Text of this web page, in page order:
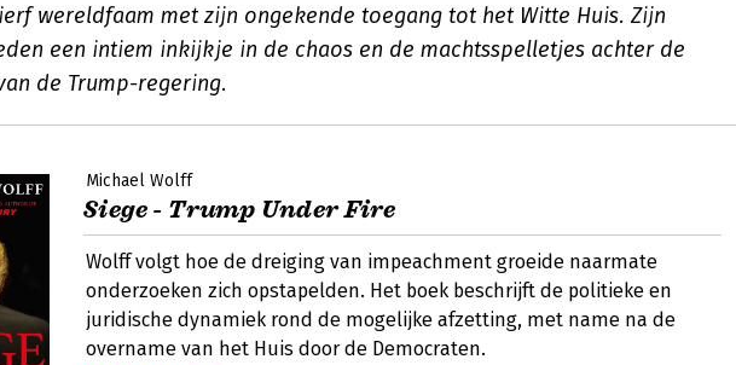
wereldfaam met zijn ongekende toegang tot het Witte Huis. Zijn
een intiem inkijkje in de chaos en de machtsspelletjes achter de
de Trump-regering.
Michael Wolff
Siege - Trump Under Fire
Wolff volgt hoe de dreiging van impeachment groeide naarmate
onderzoeken zich opstapelden. Het boek beschrijft de politieke en
juridische dynamiek rond de mogelijke afzetting, met name na de
overname van het Huis door de Democraten.